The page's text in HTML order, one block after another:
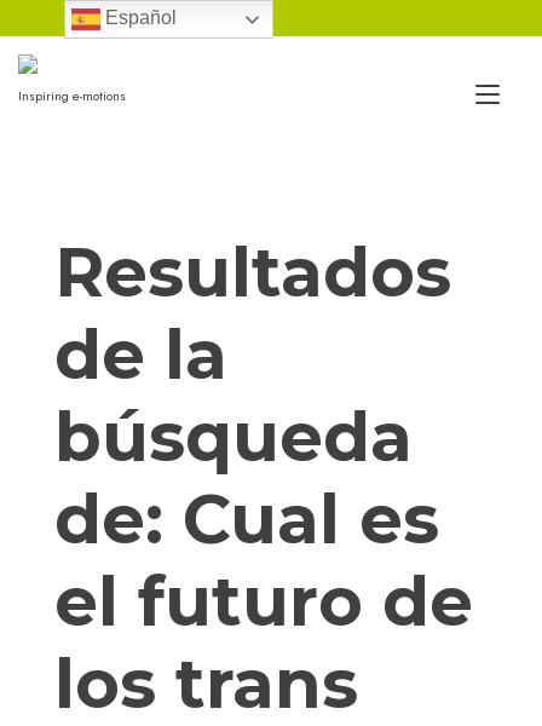
al
contenido
Inspiring e-motions
Resultados
de la
búsqueda
de: Cual es
el futuro de
los trans
Español